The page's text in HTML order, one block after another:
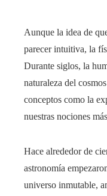
Aunque la idea de
parecer intuitiva, la
Durante siglos, la
naturaleza del
conceptos como la
nuestras nociones
Hace alrededor de
astronomía
universo inmutable,